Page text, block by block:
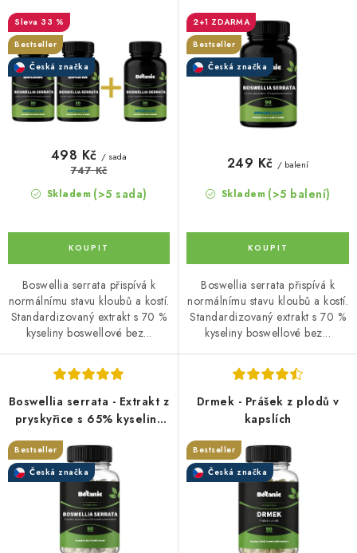
d
u
k
t
ů
o
d
u
k
t
ů
pryskyřice s 70% kyseliny
boswelové (Boswellin®️
HBD Sabinsa) v kapslích
33 %
Bestseller
Česká značka
Skladem (>5 sada)
498 Kč / sada
747 Kč
Boswellia serrata přispívá k
normálnímu stavu kloubů a kostí.
Standardizovaný extrakt s 70 %
kyseliny boswellové bez...
boswelové (Boswellin®️
HBD Sabinsa) v kapslích
2+1 ZDARMA
Bestseller
Česká značka
Skladem (>5 balení)
249 Kč / balení
Boswellia serrata přispívá k
normálnímu stavu kloubů a kostí.
Standardizovaný extrakt s 70 %
kyseliny boswellové bez...
Boswellia serrata - Extrakt z
pryskyřice s 65% kyseliny
boswelové v kapslích
Bestseller
Česká značka
Drmek - Prášek z plodů v
kapslích
Bestseller
Česká značka